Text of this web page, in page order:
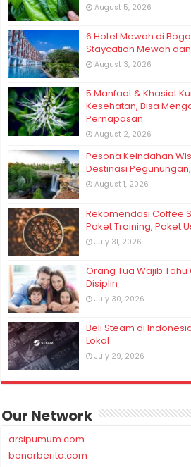
August 5, 2026
6 Hotel Mewah di
Staycation Mewah
August 3, 2026
5 Manfaat & Khasiat
Kesehatan, Bisa
Pernapasan
August 2, 2026
Pesona Keindahan
Destinasi
August 1, 2026
Rekomendasi Coffee
Paket Training, Paket
July 31, 2026
Orang Tua Wajib
Disiplin
July 30, 2026
Beli Steam di
Lokal
July 29, 2026
Our Network
arsipumum.com
benarberita.com